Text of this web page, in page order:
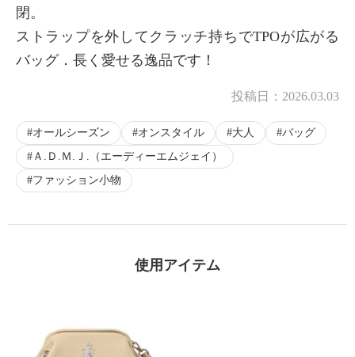
閉。
ストラップを外してクラッチ持ちでTPOが広がる
バッグ．長く愛せる逸品です！
投稿日： 2026.03.03
オールシーズン オンスタイル 大人
バッグ
Ａ.Ｄ.Ｍ.Ｊ.（エーディーエムジェイ）
ファッション小物
使用アイテム